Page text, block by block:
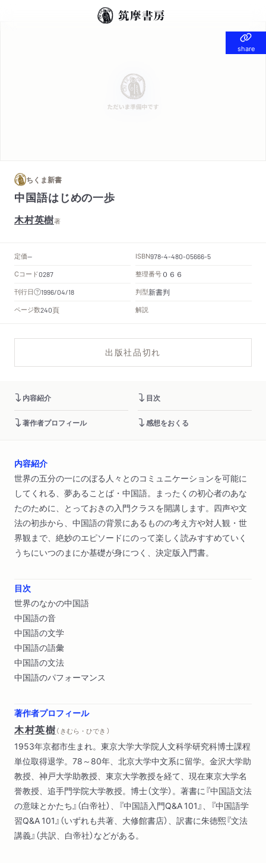
share
share
ちくま新書
中国語はじめの一歩
木村英樹著
定価-- ISBN978-4-480-05666-5
Cコード0287 整理番号 ０６６
刊行日 1996/04/18 判型新書判
ページ数240頁 解説
出版社品切れ
内容紹介 目次
著作者プロフィール 感想をおくる
内容紹介
世界の五分の一にのぼる人々とのコミュニケーションを可能に
してくれる、夢あることば・中国語。まったくの初心者のあな
たのために、とっておきの入門クラスを開講します。四声や文
法の初歩から、中国語の背景にあるものの考え方や対人観・世
界観まで、絶妙のエピソードにのって楽しく読みすすめていく
うちにいつのまにか基礎が身につく、決定版入門書。
目次
世界のなかの中国語
中国語の音
中国語の文学
中国語の語彙
中国語の文法
中国語のパフォーマンス
著作者プロフィール
木村英樹（ きむら・ひでき ）
1953年京都市生まれ。東京大学大学院人文科学研究科博士課程
単位取得退学。78～80年、北京大学中文系に留学。金沢大学助
教授、神戸大学助教授、東京大学教授を経て、現在東京大学名
誉教授、追手門学院大学教授。博士（文学）。著書に『中国語文法
の意味とかたち』（白帝社）、『中国語入門Q&A 101』、『中国語学
習Q&A 101』（いずれも共著、大修館書店）、訳書に朱徳煕『文法
講義』（共訳、白帝社）などがある。